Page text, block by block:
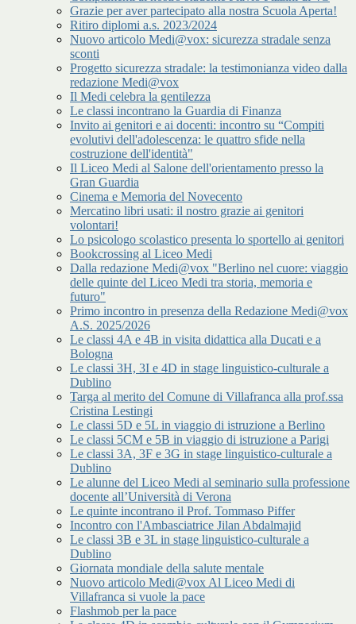
Grazie per aver partecipato alla nostra Scuola Aperta!
Ritiro diplomi a.s. 2023/2024
Nuovo articolo Medi@vox: sicurezza stradale senza
sconti
Progetto sicurezza stradale: la testimonianza video dalla
redazione Medi@vox
Il Medi celebra la gentilezza
Le classi incontrano la Guardia di Finanza
Invito ai genitori e ai docenti: incontro su “Compiti
evolutivi dell'adolescenza: le quattro sfide nella
costruzione dell'identità"
Il Liceo Medi al Salone dell'orientamento presso la
Gran Guardia
Cinema e Memoria del Novecento
Mercatino libri usati: il nostro grazie ai genitori
volontari!
Lo psicologo scolastico presenta lo sportello ai genitori
Bookcrossing al Liceo Medi
Dalla redazione Medi@vox "Berlino nel cuore: viaggio
delle quinte del Liceo Medi tra storia, memoria e
futuro"
Primo incontro in presenza della Redazione Medi@vox
A.S. 2025/2026
Le classi 4A e 4B in visita didattica alla Ducati e a
Bologna
Le classi 3H, 3I e 4D in stage linguistico-culturale a
Dublino
Targa al merito del Comune di Villafranca alla prof.ssa
Cristina Lestingi
Le classi 5D e 5L in viaggio di istruzione a Berlino
Le classi 5CM e 5B in viaggio di istruzione a Parigi
Le classi 3A, 3F e 3G in stage linguistico-culturale a
Dublino
Le alunne del Liceo Medi al seminario sulla professione
docente all’Università di Verona
Le quinte incontrano il Prof. Tommaso Piffer
Incontro con l'Ambasciatrice Jilan Abdalmajid
Le classi 3B e 3L in stage linguistico-culturale a
Dublino
Giornata mondiale della salute mentale
Nuovo articolo Medi@vox Al Liceo Medi di
Villafranca si vuole la pace
Flashmob per la pace